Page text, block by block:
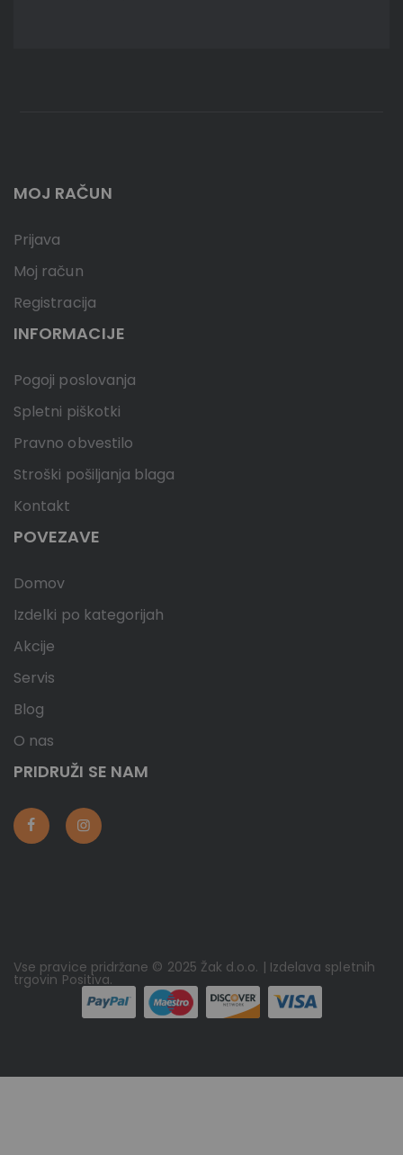
MOJ RAČUN
Prijava
Moj račun
Registracija
INFORMACIJE
Pogoji poslovanja
Spletni piškotki
Pravno obvestilo
Stroški pošiljanja blaga
Kontakt
POVEZAVE
Domov
Izdelki po kategorijah
Akcije
Servis
Blog
O nas
PRIDRUŽI SE NAM
Vse pravice pridržane © 2025 Žak d.o.o. | Izdelava spletnih
trgovin Positiva.